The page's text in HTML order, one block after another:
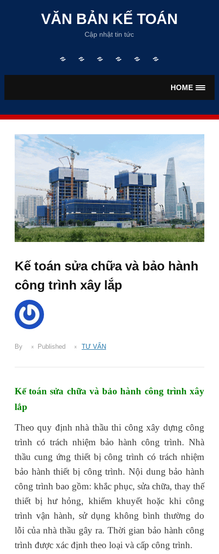
content
VĂN BẢN KẾ TOÁN
Cập nhật tin tức
chủ
VẤN
BẢN
BẢN
LƯƠNGHIỂM
HOME
Kế toán sửa chữa và bảo hành
công trình xây lắp
By Published TƯ VẤN
Kế toán sửa chữa và bảo hành công trình xây
lắp
Theo quy định nhà thầu thi công xây dựng công
trình có trách nhiệm bảo hành công trình. Nhà
thầu cung ứng thiết bị công trình có trách nhiệm
bảo hành thiết bị công trình. Nội dung bảo hành
công trình bao gồm: khắc phục, sửa chữa, thay thế
thiết bị hư hỏng, khiếm khuyết hoặc khi công
trình vận hành, sử dụng không bình thường do
lỗi của nhà thầu gây ra. Thời gian bảo hành công
trình được xác định theo loại và cấp công trình.